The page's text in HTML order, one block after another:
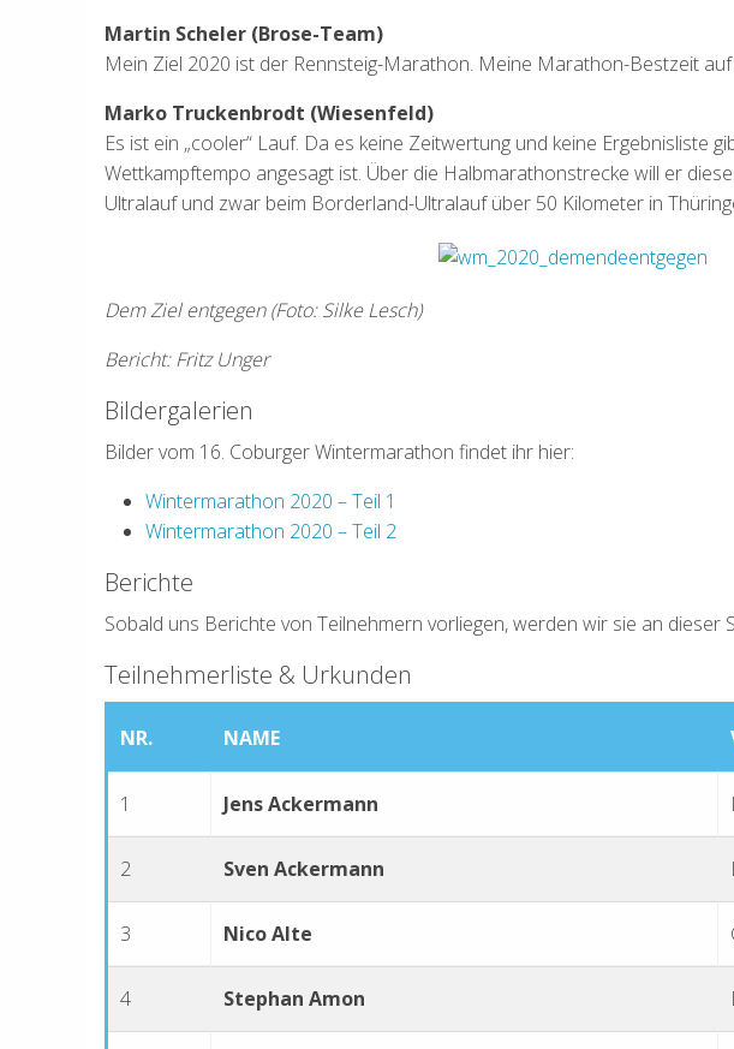
Martin Scheler (Brose-Team)
Mein Ziel 2020 ist der Rennsteig-Marathon. Meine Marathon-Bestzeit
Marko Truckenbrodt (Wiesenfeld)
Es ist ein „cooler“ Lauf. Da es keine Zeitwertung und keine
Wettkampftempo angesagt ist. Über die Halbmarathonstrecke will er
Ultralauf und zwar beim Borderland-Ultralauf über 50 Kilometer in
Dem Ziel entgegen (Foto: Silke Lesch)
Bericht: Fritz Unger
Bildergalerien
Bilder vom 16. Coburger Wintermarathon findet ihr hier:
Wintermarathon 2020 – Teil 1
Wintermarathon 2020 – Teil 2
Berichte
Sobald uns Berichte von Teilnehmern vorliegen, werden wir sie an dieser
Teilnehmerliste & Urkunden
NR. NAME
1 Jens Ackermann
2 Sven Ackermann
3 Nico Alte
4 Stephan Amon